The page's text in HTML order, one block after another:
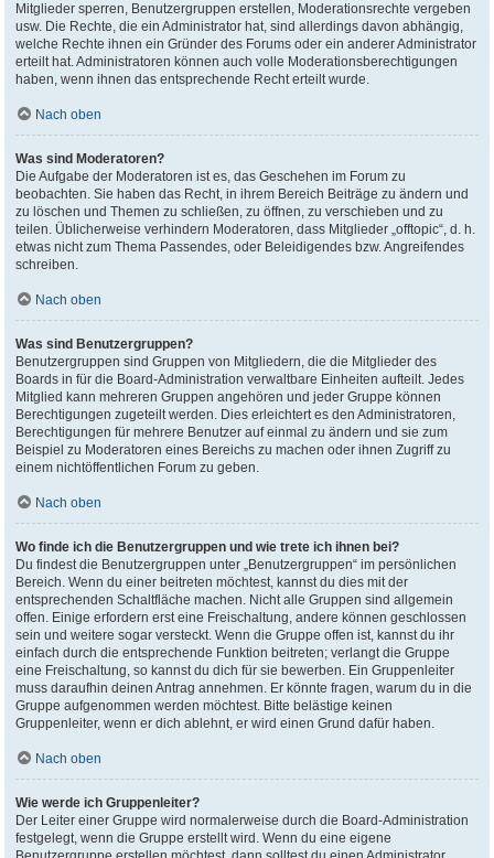
Mitglieder sperren, Benutzergruppen erstellen, Moderationsrechte vergeben
usw. Die Rechte, die ein Administrator hat, sind allerdings davon abhängig,
welche Rechte ihnen ein Gründer des Forums oder ein anderer Administrator
erteilt hat. Administratoren können auch volle Moderationsberechtigungen
haben, wenn ihnen das entsprechende Recht erteilt wurde.
Nach oben
Was sind Moderatoren?
Die Aufgabe der Moderatoren ist es, das Geschehen im Forum zu
beobachten. Sie haben das Recht, in ihrem Bereich Beiträge zu ändern und
zu löschen und Themen zu schließen, zu öffnen, zu verschieben und zu
teilen. Üblicherweise verhindern Moderatoren, dass Mitglieder „offtopic“, d. h.
etwas nicht zum Thema Passendes, oder Beleidigendes bzw. Angreifendes
schreiben.
Nach oben
Was sind Benutzergruppen?
Benutzergruppen sind Gruppen von Mitgliedern, die die Mitglieder des
Boards in für die Board-Administration verwaltbare Einheiten aufteilt. Jedes
Mitglied kann mehreren Gruppen angehören und jeder Gruppe können
Berechtigungen zugeteilt werden. Dies erleichtert es den Administratoren,
Berechtigungen für mehrere Benutzer auf einmal zu ändern und sie zum
Beispiel zu Moderatoren eines Bereichs zu machen oder ihnen Zugriff zu
einem nichtöffentlichen Forum zu geben.
Nach oben
Wo finde ich die Benutzergruppen und wie trete ich ihnen bei?
Du findest die Benutzergruppen unter „Benutzergruppen“ im persönlichen
Bereich. Wenn du einer beitreten möchtest, kannst du dies mit der
entsprechenden Schaltfläche machen. Nicht alle Gruppen sind allgemein
offen. Einige erfordern erst eine Freischaltung, andere können geschlossen
sein und weitere sogar versteckt. Wenn die Gruppe offen ist, kannst du ihr
einfach durch die entsprechende Funktion beitreten; verlangt die Gruppe
eine Freischaltung, so kannst du dich für sie bewerben. Ein Gruppenleiter
muss daraufhin deinen Antrag annehmen. Er könnte fragen, warum du in die
Gruppe aufgenommen werden möchtest. Bitte belästige keinen
Gruppenleiter, wenn er dich ablehnt, er wird einen Grund dafür haben.
Nach oben
Wie werde ich Gruppenleiter?
Der Leiter einer Gruppe wird normalerweise durch die Board-Administration
festgelegt, wenn die Gruppe erstellt wird. Wenn du eine eigene